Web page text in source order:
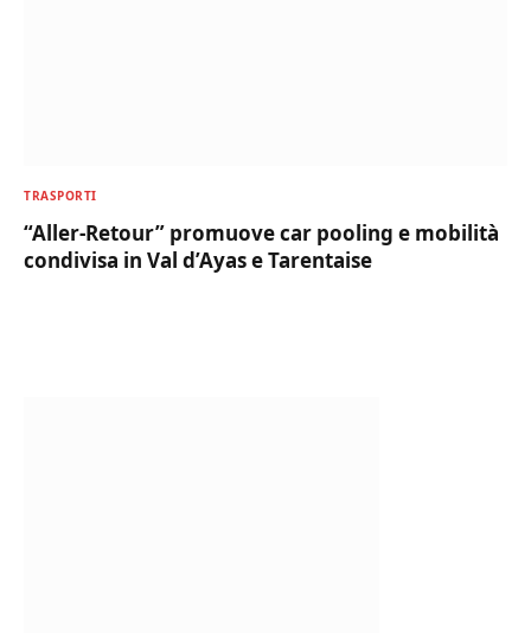
TRASPORTI
“Aller-Retour” promuove car pooling e mobilità
condivisa in Val d’Ayas e Tarentaise